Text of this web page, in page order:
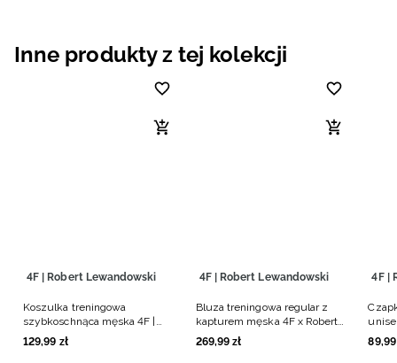
Inne produkty z tej kolekcji
4F | Robert Lewandowski
Koszulka treningowa
szybkoschnąca męska 4F |
Robert Lewandowski - czarna
129,99 zł
4F | Robert Lewandowski
Bluza treningowa regular z
kapturem męska 4F x Robert
Lewandowski - czarna
269,99 zł
4F |
89,99